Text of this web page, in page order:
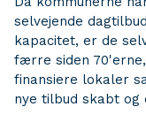
selvejende
kapacitet, er de
færre siden
finansiere lokaler
nye tilbud skabt